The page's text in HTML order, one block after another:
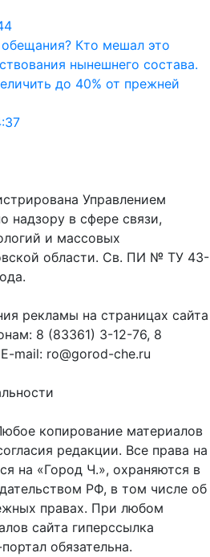
Кто мешал это
нынешнего состава.
до 40% от прежней
Управлением
надзору в сфере связи,
и массовых
области. Св. ПИ № ТУ 43-
рекламы на страницах сайта
8 (83361) 3-12-76, 8
mail: ro@gorod-che.ru
копирование материалов
редакции. Все права на
на «Город Ч.», охраняются в
РФ, в том числе об
правах. При любом
сайта гиперссылка
обязательна.